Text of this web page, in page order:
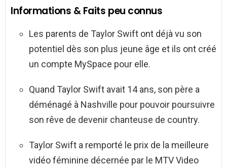
Informations & Faits peu connus
Les parents de Taylor Swift ont déjà vu son
potentiel dès son plus jeune âge et ils ont créé
un compte MySpace pour elle.
Quand Taylor Swift avait 14 ans, son père a
déménagé à Nashville pour pouvoir poursuivre
son rêve de devenir chanteuse de country.
Taylor Swift a remporté le prix de la meilleure
vidéo féminine décernée par le MTV Video